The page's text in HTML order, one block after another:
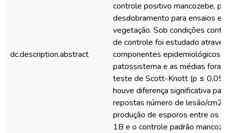
dc.description.abstract
controle positivo mancozebe,
desdobramento para ensaios
vegetação. Sob condições
de controle foi estudado
componentes epidemiológicos
patossistema e as médias
teste de Scott-Knott (p ≤ 0,05).
houve diferença significativa
repostas número de lesão/
produção de esporos entre os
1B e o controle padrão